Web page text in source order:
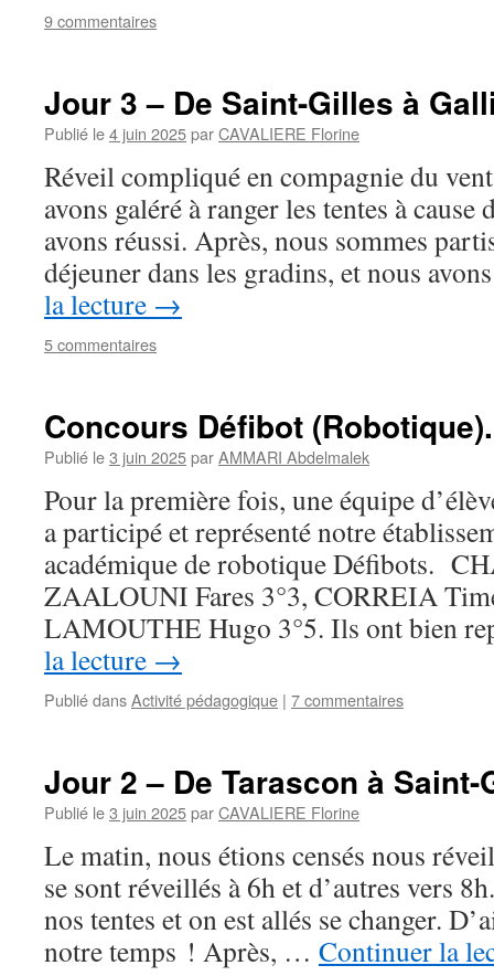
9 commentaires
Jour 3 – De Saint-Gilles à
Publié le4 juin 2025parCAVALIERE Florine
Réveil compliqué en compagnie du
avons galéré à ranger les tentes à cause
avons réussi. Après, nous sommes
déjeuner dans les gradins, et nous
la lecture →
5 commentaires
Concours Défibot (Robotique).
Publié le3 juin 2025parAMMARI Abdelmalek
Pour la première fois, une équipe
a participé et représenté notre
académique de robotique Défibots.
ZAALOUNI Fares 3°3, CORREIA
LAMOUTHE Hugo 3°5. Ils ont bien
la lecture →
Publié dansActivité pédagogique | 7 commentaires
Jour 2 – De Tarascon à
Publié le3 juin 2025parCAVALIERE Florine
Le matin, nous étions censés nous
se sont réveillés à 6h et d’autres vers
nos tentes et on est allés se changer.
notre temps ! Après, … Continuer la